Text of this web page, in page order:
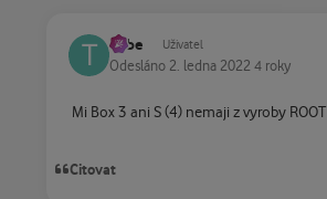
Tube Uživatel
Odesláno 2. ledna 2022 4 roky
Mi Box 3 ani S (4) nemaji z vyroby ROOT
Citovat